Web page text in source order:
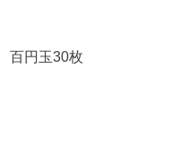
百円玉30枚